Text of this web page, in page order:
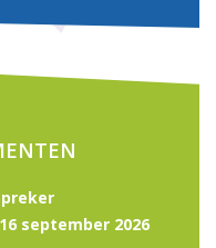
september 2026